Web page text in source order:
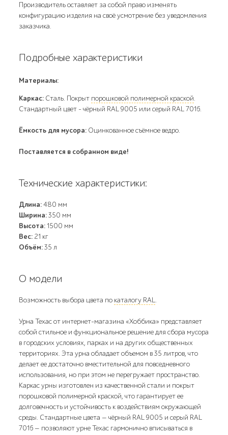
Производитель оставляет за собой право изменять
конфигурацию изделия на своё усмотрение без уведомления
заказчика.
Подробные характеристики
Материалы:
Каркас: Сталь. Покрыт порошковой полимерной краской.
Стандартный цвет – чёрный RAL 9005 или серый RAL 7016.
Ёмкость для мусора: Оцинкованное съёмное ведро.
Поставляется в собранном виде!
Технические характеристики:
Длина:480 мм
Ширина:350 мм
Высота:1500 мм
Вес: 21 кг
Объём:35 л
О модели
Возможность выбора цвета по каталогу RAL.
Урна Техас от интернет-магазина «Хоббика» представляет
собой стильное и функциональное решение для сбора мусора
в городских условиях, парках и на других общественных
территориях. Эта урна обладает объемом в 35 литров, что
делает ее достаточно вместительной для повседневного
использования, но при этом не перегружает пространство.
Каркас урны изготовлен из качественной стали и покрыт
порошковой полимерной краской, что гарантирует ее
долговечность и устойчивость к воздействиям окружающей
среды. Стандартные цвета — чёрный RAL 9005 и серый RAL
7016 — позволяют урне Техас гармонично вписываться в